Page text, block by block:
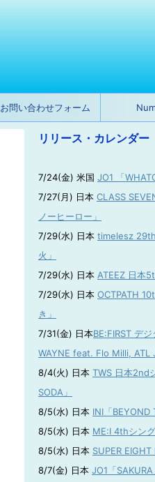
お問い合わせフォーム
リリース・カレンダー
7/24(金) 米国 JO1 「
7/27(月) 日本 CLASS
ノーヒーロー」
7/29(水) 日本 timelesz
火」
7/29(水) 日本 ATEEZ 日本
7/29(水) 日本 OCTPATH
き」
7/31(金) 日本BE:FIRST デ
WAYNE feat. Flo Milli, ATL
8/4(火) 日本 TWS 日本2nd
SODA」
8/5(水) 日本 INI「BEYOND
8/5(水) 日本 ME:I 4thシン
8/5(水) 日本 SUPER EIGHT
8/7(金) 日本 JO1「